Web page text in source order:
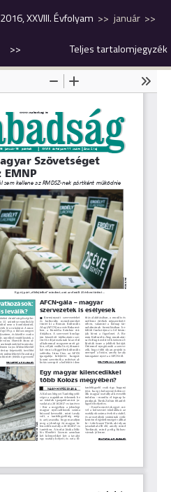
2016, XXVIII. Évfolyam
január
>> Teljes tartalomjegyzék